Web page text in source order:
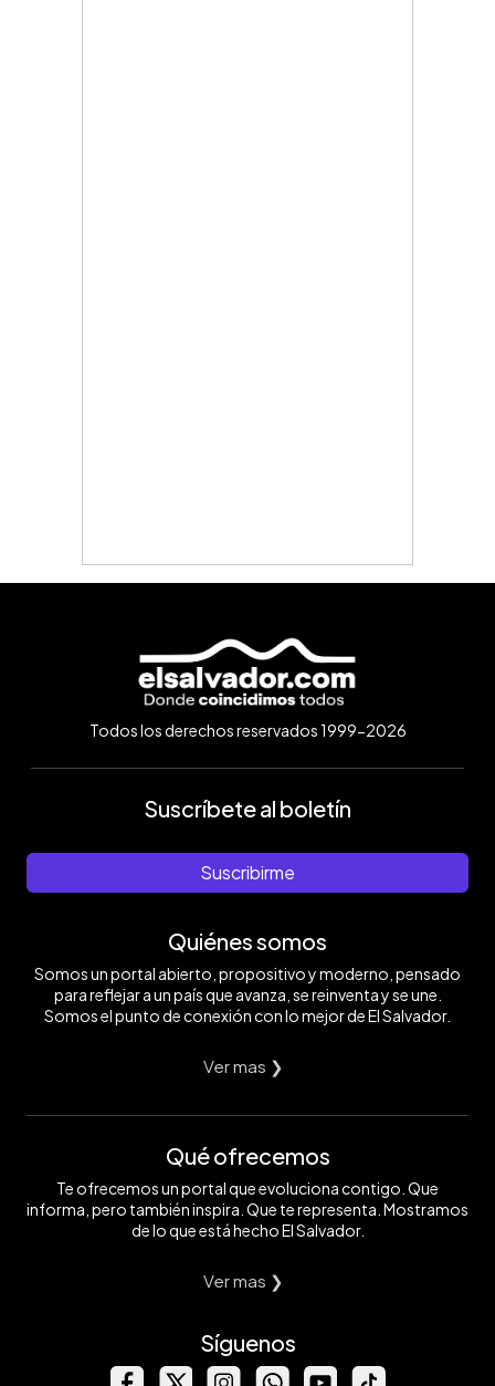
Todos los derechos reservados 1999-2026
Suscríbete al boletín
Suscribirme
Quiénes somos
Somos un portal abierto, propositivo y moderno, pensado
para reflejar a un país que avanza, se reinventa y se une.
Somos el punto de conexión con lo mejor de El Salvador.
Ver mas ❯
Qué ofrecemos
Te ofrecemos un portal que evoluciona contigo. Que
informa, pero también inspira. Que te representa. Mostramos
de lo que está hecho El Salvador.
Ver mas ❯
Síguenos